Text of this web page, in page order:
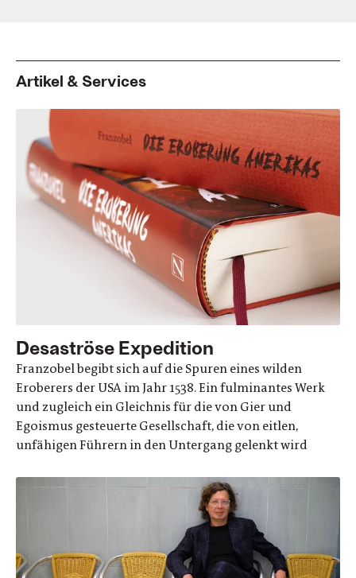
Artikel & Services
Desaströse Expedition
Franzobel begibt sich auf die Spuren eines wilden
Eroberers der USA im Jahr 1538. Ein fulminantes Werk
und zugleich ein Gleichnis für die von Gier und
Egoismus gesteuerte Gesellschaft, die von eitlen,
unfähigen Führern in den Untergang gelenkt wird